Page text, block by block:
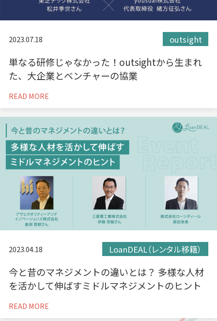
2023.07.18 outsight
単なる研修じゃなかった！outsightから生まれ
た、大企業とベンチャーの協業
READ MORE
2023.04.18 LoanDEAL（レンタル移籍）
今と昔のマネジメントの違いとは？ 多様な人材
を活かして伸ばすミドルマネジメントのヒント
READ MORE